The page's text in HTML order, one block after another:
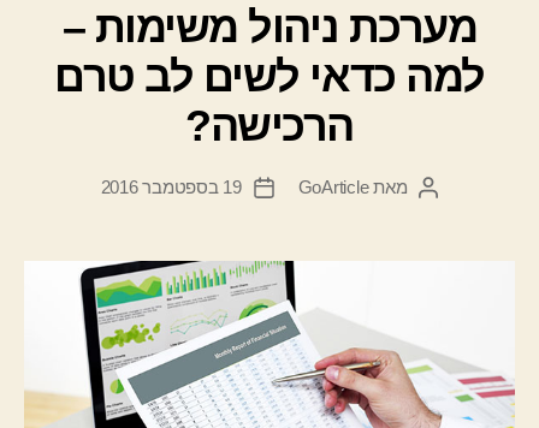
מערכת ניהול משימות –
למה כדאי לשים לב טרם
הרכישה?
המחבר
מאתGoArticle
תאריך
19 בספטמבר 2016